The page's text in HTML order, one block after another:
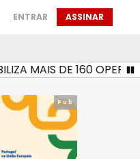
ENTRAR ASSINAR
DE 160
Pub